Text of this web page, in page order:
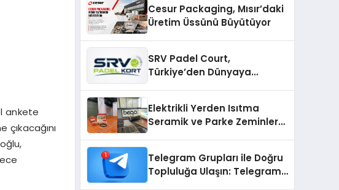
ankete
Cesur Packaging, Mısır’daki
Üretim Üssünü Büyütüyor
SRV Padel Court,
Türkiye’den Dünyaya
Elektrikli Yerden Isıtma
Seramik ve Parke Zeminler
Telegram Grupları ile Doğru
Topluluğa Ulaşın: Telegram